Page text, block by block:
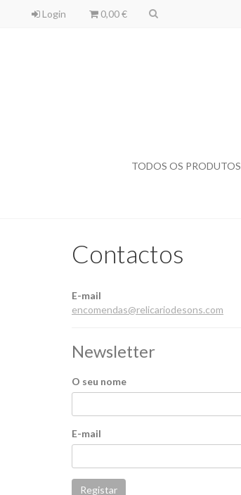
Login 0,00 €
TODOS OS PRODUTOS
Contactos
E-mail
encomendas@relicariodesons.com
Newsletter
O seu nome
E-mail
Registar